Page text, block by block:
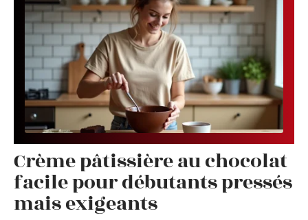
Crème pâtissière au chocolat
facile pour débutants pressés
mais exigeants